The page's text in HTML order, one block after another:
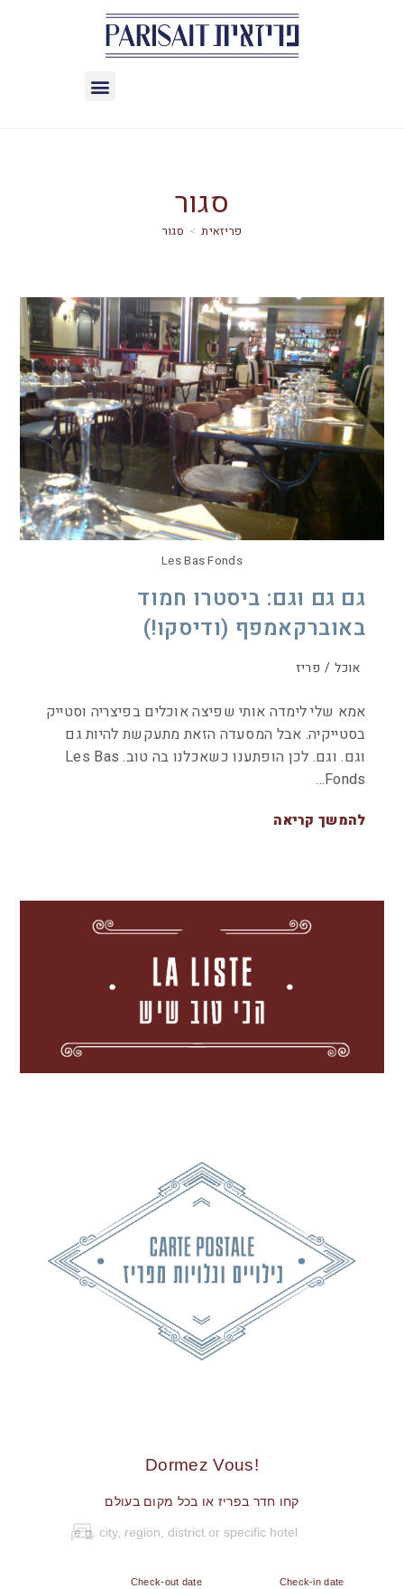
סגור
> סגור
Les Bas Fonds
גם גם וגם: ביסטרו חמוד
באוברקאמפף (ודיסקו!)
אוכל / פריז
אמא שלי לימדה אותי שפיצה אוכלים בפיצריה וסטייק
בסטייקיה. אבל המסעדה הזאת מתעקשת להיות גם
וגם. וגם. לכן הופתענו כשאכלנו בה טוב. Les Bas
Fonds…
להמשך קריאה
!Dormez Vous
קחו חדר בפריז או בכל מקום בעולם
Check-in date
Check-out date